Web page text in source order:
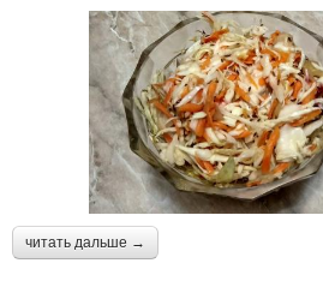
читать дальше →